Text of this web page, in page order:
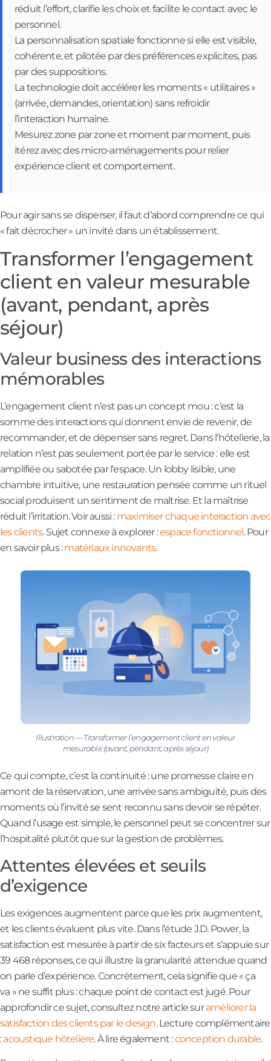
réduit l’effort, clarifie les choix et facilite le contact avec le
personnel.
La personnalisation spatiale fonctionne si elle est visible,
cohérente, et pilotée par des préférences explicites, pas
par des suppositions.
La technologie doit accélérer les moments « utilitaires »
(arrivée, demandes, orientation) sans refroidir
l’interaction humaine.
Mesurez zone par zone et moment par moment, puis
itérez avec des micro-aménagements pour relier
expérience client et comportement.
Pour agir sans se disperser, il faut d’abord comprendre ce qui
« fait décrocher » un invité dans un établissement.
Transformer l’engagement
client en valeur mesurable
(avant, pendant, après
séjour)
Valeur business des interactions
mémorables
L’engagement client n’est pas un concept mou : c’est la
somme des interactions qui donnent envie de revenir, de
recommander, et de dépenser sans regret. Dans l’hôtellerie, la
relation n’est pas seulement portée par le service : elle est
amplifiée ou sabotée par l’espace. Un lobby lisible, une
chambre intuitive, une restauration pensée comme un rituel
social produisent un sentiment de maîtrise. Et la maîtrise
réduit l’irritation. Voir aussi : maximiser chaque interaction avec
les clients. Sujet connexe à explorer :espace fonctionnel. Pour
en savoir plus :matériaux innovants.
Illustration — Transformer l’engagement client en valeur
mesurable (avant, pendant, après séjour)
Ce qui compte, c’est la continuité : une promesse claire en
amont de la réservation, une arrivée sans ambiguïté, puis des
moments où l’invité se sent reconnu sans devoir se répéter.
Quand l’usage est simple, le personnel peut se concentrer sur
l’hospitalité plutôt que sur la gestion de problèmes.
Attentes élevées et seuils
d’exigence
Les exigences augmentent parce que les prix augmentent,
et les clients évaluent plus vite. Dans l’étude J.D. Power, la
satisfaction est mesurée à partir de six facteurs et s’appuie sur
39 468 réponses, ce qui illustre la granularité attendue quand
on parle d’expérience. Concrètement, cela signifie que « ça
va » ne suffit plus : chaque point de contact est jugé. Pour
approfondir ce sujet, consultez notre article suraméliorer la
satisfaction des clients par le design. Lecture complémentaire
:acoustique hôtelière. À lire également :conception durable.